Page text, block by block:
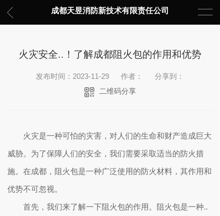
成都天昱消防新技术有限责任公司
火灾安全..！了解成都阻火包的作用和优势
发布时间：2023-11-29 作者：
分享到：
二维码分享
火灾是一种可怕的灾害，对人们的生命和财产造成巨大
威胁。为了保障人们的安全，我们需要采取适当的防火措
施。在成都，阻火包是一种广泛使用的防火材料，其作用和
优势不可忽视。
首先，我们来了解一下阻火包的作用。阻火包是一种..